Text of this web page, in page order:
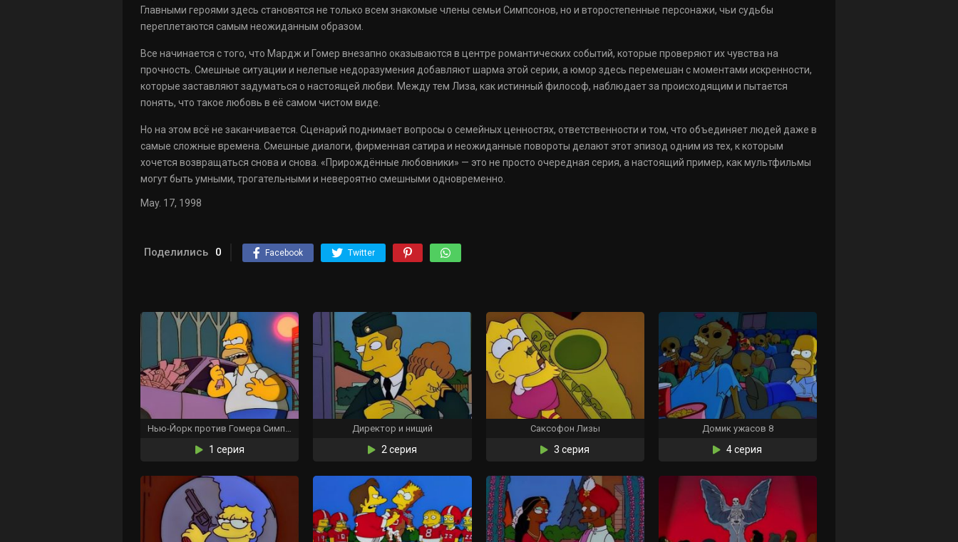
Главными героями здесь становятся не только всем знакомые члены семьи Симпсонов, но и второстепенные персонажи, чьи судьбы
переплетаются самым неожиданным образом.
Все начинается с того, что Мардж и Гомер внезапно оказываются в центре романтических событий, которые проверяют их чувства на
прочность. Смешные ситуации и нелепые недоразумения добавляют шарма этой серии, а юмор здесь перемешан с моментами искренности,
которые заставляют задуматься о настоящей любви. Между тем Лиза, как истинный философ, наблюдает за происходящим и пытается
понять, что такое любовь в её самом чистом виде.
Но на этом всё не заканчивается. Сценарий поднимает вопросы о семейных ценностях, ответственности и том, что объединяет людей даже в
самые сложные времена. Смешные диалоги, фирменная сатира и неожиданные повороты делают этот эпизод одним из тех, к которым
хочется возвращаться снова и снова. «Прирождённые любовники» — это не просто очередная серия, а настоящий пример, как мультфильмы
могут быть умными, трогательными и невероятно смешными одновременно.
May. 17, 1998
Поделились 0 Facebook Twitter
1 серия
Директор и нищий
2 серия
Саксофон Лизы
3 серия
Домик ужасов 8
4 серия